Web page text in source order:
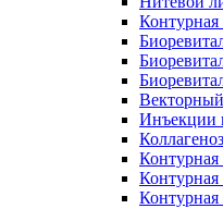
Контурная
Инъекции
Контурная
Контурная
Контурная